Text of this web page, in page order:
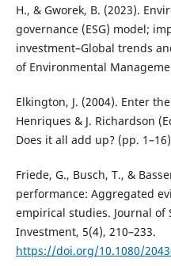
H., & Gworek, B. (2023).
governance (ESG) model;
investment–Global trends
of Environmental
Elkington, J. (2004). Enter
Henriques & J. Richardson
Does it all add up? (pp.
Friede, G., Busch, T., &
performance: Aggregated
empirical studies. Journal of
Investment, 5(4), 210–233.
https://doi.org/10.1080/